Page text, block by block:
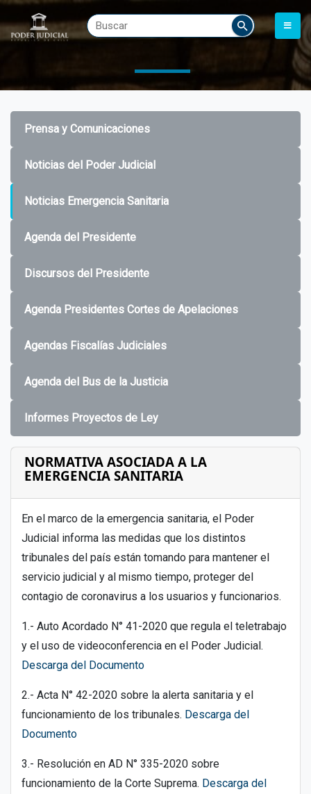
Prensa y Comunicaciones
Noticias del Poder Judicial
Noticias Emergencia Sanitaria
Agenda del Presidente
Discursos del Presidente
Agenda Presidentes Cortes de Apelaciones
Agendas Fiscalías Judiciales
Agenda del Bus de la Justicia
Informes Proyectos de Ley
NORMATIVA ASOCIADA A LA
EMERGENCIA SANITARIA
En el marco de la emergencia sanitaria, el Poder
Judicial informa las medidas que los distintos
tribunales del país están tomando para mantener el
servicio judicial y al mismo tiempo, proteger del
contagio de coronavirus a los usuarios y funcionarios.
1.- Auto Acordado N° 41-2020 que regula el teletrabajo
y el uso de videoconferencia en el Poder Judicial.
Descarga del Documento
2.- Acta N° 42-2020 sobre la alerta sanitaria y el
funcionamiento de los tribunales. Descarga del
Documento
3.- Resolución en AD N° 335-2020 sobre
funcionamiento de la Corte Suprema. Descarga del